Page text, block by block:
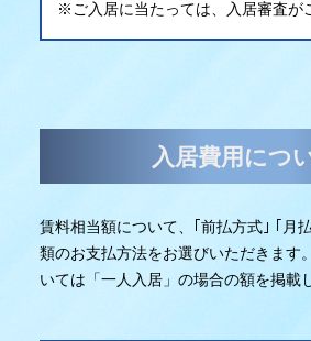
※ご入居に当たっては、入居審査が
入居費用につ
賃料相当額について、｢前払方式｣ ｢月
類のお支払方法をお選びいただきます
いては「一人入居」の場合の額を掲載